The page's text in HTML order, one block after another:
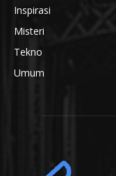
Inspirasi
Misteri
Tekno
Umum